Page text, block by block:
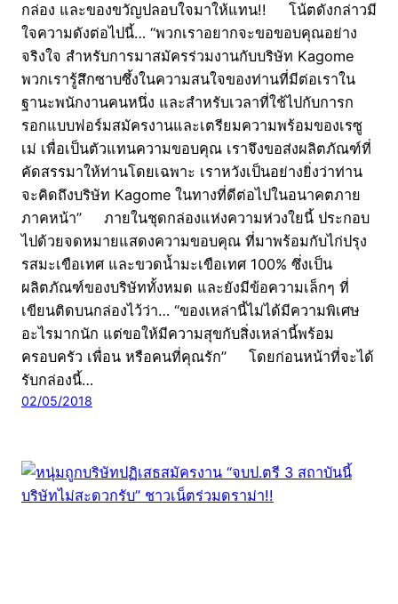
กล่อง และของขวัญปลอบใจมาให้แทน!! โน้ตดังกล่าวมี
ใจความดังต่อไปนี้… “พวกเราอยากจะขอขอบคุณอย่าง
จริงใจ สำหรับการมาสมัครร่วมงานกับบริษัท Kagome
พวกเรารู้สึกซาบซึ้งในความสนใจของท่านที่มีต่อเราใน
ฐานะพนักงานคนหนึ่ง และสำหรับเวลาที่ใช้ไปกับการก
รอกแบบฟอร์มสมัครงานและเตรียมความพร้อมของเรซู
เม่ เพื่อเป็นตัวแทนความขอบคุณ เราจึงขอส่งผลิตภัณฑ์ที่
คัดสรรมาให้ท่านโดยเฉพาะ เราหวังเป็นอย่างยิ่งว่าท่าน
จะคิดถึงบริษัท Kagome ในทางที่ดีต่อไปในอนาคตภาย
ภาคหน้า” ภายในชุดกล่องแห่งความห่วงใยนี้ ประกอบ
ไปด้วยจดหมายแสดงความขอบคุณ ที่มาพร้อมกับไก่ปรุง
รสมะเขือเทศ และขวดน้ำมะเขือเทศ 100% ซึ่งเป็น
ผลิตภัณฑ์ของบริษัททั้งหมด และยังมีข้อความเล็กๆ ที่
เขียนติดบนกล่องไว้ว่า… “ของเหล่านี้ไม่ได้มีความพิเศษ
อะไรมากนัก แต่ขอให้มีความสุขกับสิ่งเหล่านี้พร้อม
ครอบครัว เพื่อน หรือคนที่คุณรัก” โดยก่อนหน้าที่จะได้
รับกล่องนี้…
02/05/2018